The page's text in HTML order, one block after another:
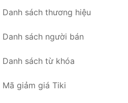
Danh sách thương hiệu
Danh sách người bán
Danh sách từ khóa
Mã giảm giá Tiki